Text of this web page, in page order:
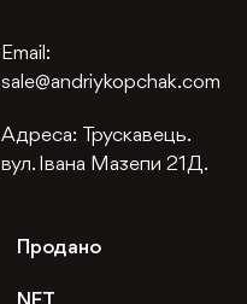
Email:
sale@andriykopchak.com
Адреса:
Трускавець.
вул. Івана Мазепи 21Д.
Продано